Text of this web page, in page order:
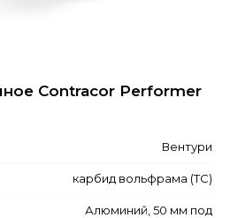
Contracor Performer
Вентури
карбид вольфрама (ТС)
Алюминий, 50 мм под